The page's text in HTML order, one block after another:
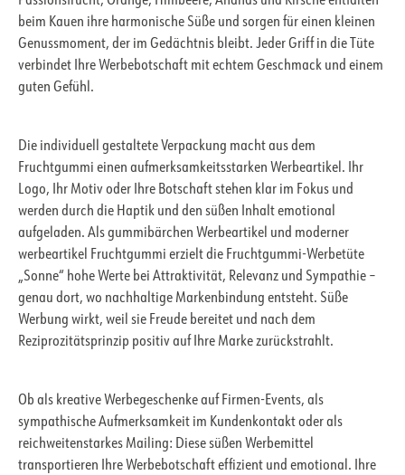
beim Kauen ihre harmonische Süße und sorgen für einen kleinen
Genussmoment, der im Gedächtnis bleibt. Jeder Griff in die Tüte
verbindet Ihre Werbebotschaft mit echtem Geschmack und einem
guten Gefühl.
Die individuell gestaltete Verpackung macht aus dem
Fruchtgummi einen aufmerksamkeitsstarken Werbeartikel. Ihr
Logo, Ihr Motiv oder Ihre Botschaft stehen klar im Fokus und
werden durch die Haptik und den süßen Inhalt emotional
aufgeladen. Als gummibärchen Werbeartikel und moderner
werbeartikel Fruchtgummi erzielt die Fruchtgummi-Werbetüte
„Sonne“ hohe Werte bei Attraktivität, Relevanz und Sympathie –
genau dort, wo nachhaltige Markenbindung entsteht. Süße
Werbung wirkt, weil sie Freude bereitet und nach dem
Reziprozitätsprinzip positiv auf Ihre Marke zurückstrahlt.
Ob als kreative Werbegeschenke auf Firmen-Events, als
sympathische Aufmerksamkeit im Kundenkontakt oder als
reichweitenstarkes Mailing: Diese süßen Werbemittel
transportieren Ihre Werbebotschaft effizient und emotional. Ihre